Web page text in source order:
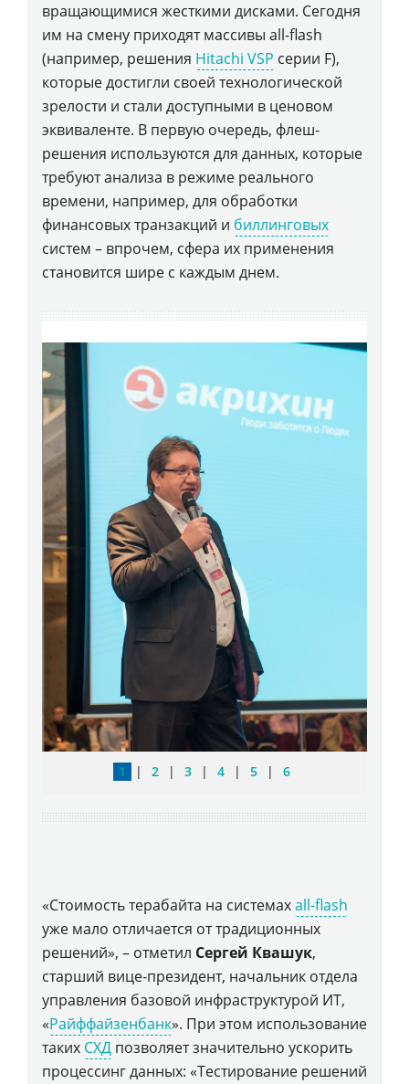
вращающимися жесткими дисками. Сегодня
им на смену приходят массивы all-flash
(например, решения Hitachi VSP серии F),
которые достигли своей технологической
зрелости и стали доступными в ценовом
эквиваленте. В первую очередь, флеш-
решения используются для данных, которые
требуют анализа в режиме реального
времени, например, для обработки
финансовых транзакций и биллинговых
систем – впрочем, сфера их применения
становится шире с каждым днем.
1 | 2 | 3 | 4 | 5 | 6
«Стоимость терабайта на системахall-flash
уже мало отличается от традиционных
решений», – отметил Сергей Квашук,
старший вице-президент, начальник отдела
управления базовой инфраструктурой ИТ,
«Райффайзенбанк». При этом использование
таких СХД позволяет значительно ускорить
процессинг данных: «Тестирование решений